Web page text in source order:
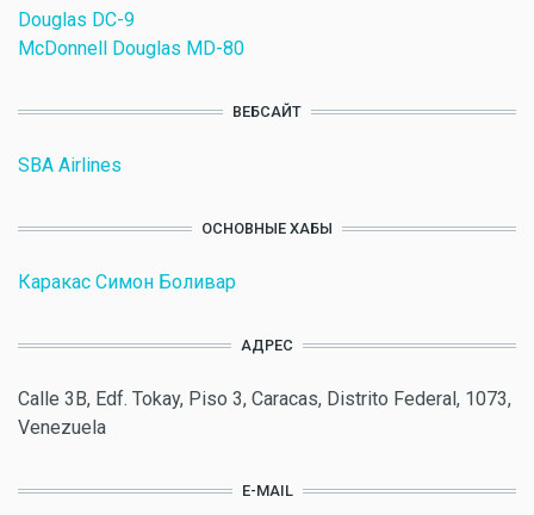
Douglas DC-9
McDonnell Douglas MD-80
ВЕБСАЙТ
SBA Airlines
ОСНОВНЫЕ ХАБЫ
Каракас Симон Боливар
АДРЕС
Calle 3B, Edf. Tokay, Piso 3, Caracas, Distrito Federal, 1073,
Venezuela
E-MAIL